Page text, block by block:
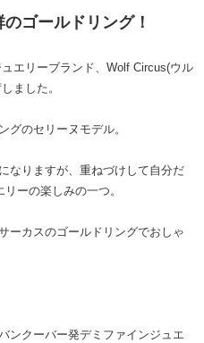
ゴールドリング！
エリーブランド、Wolf Circus(ウル
ました。
グのセリーヌモデル。
なりますが、重ねづけして自分だ
ーの楽しみの一つ。
ーカスのゴールドリングでおしゃ
ンクーバー発デミファインジュエ